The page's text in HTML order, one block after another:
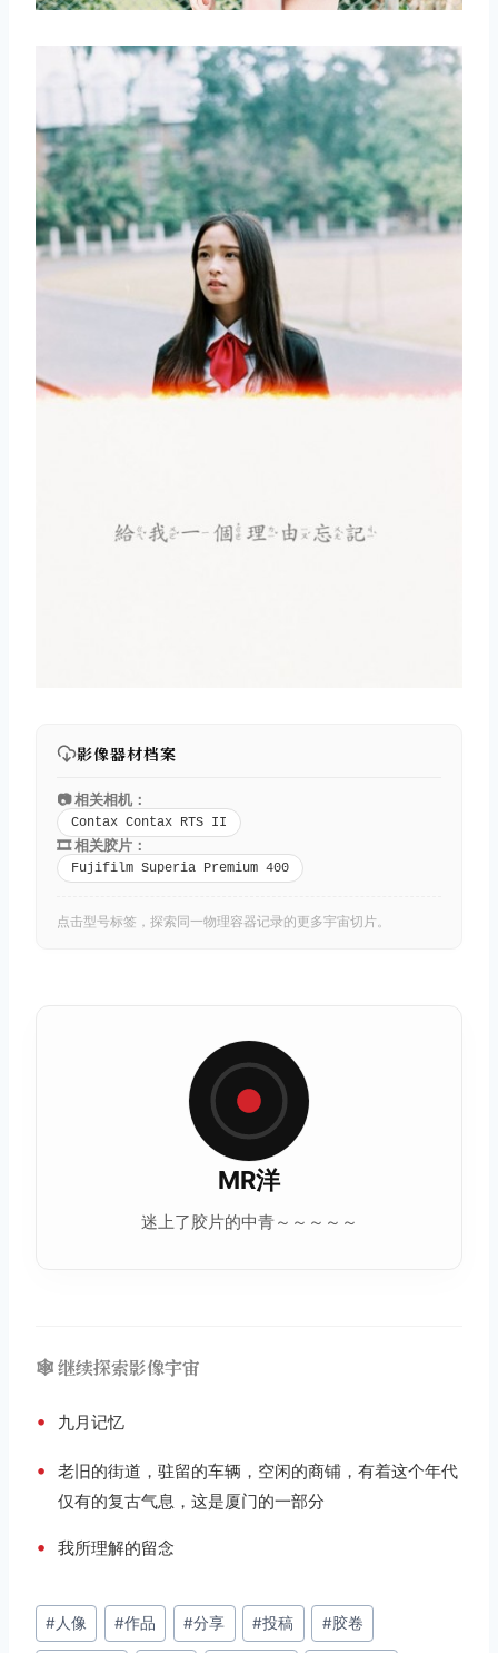
影像器材档案
📷 相关相机：
Contax Contax RTS II
🎞️ 相关胶片：
Fujifilm Superia Premium 400
点击型号标签，探索同一物理容器记录的更多宇宙切片。
MR洋
迷上了胶片的中青～～～～～
🕸️ 继续探索影像宇宙
• 九月记忆
•
老旧的街道，驻留的车辆，空闲的商铺，有着这个年代
仅有的复古气息，这是厦门的一部分
• 我所理解的留念
文
章
#人像 #作品 #分享 #投稿 #胶卷